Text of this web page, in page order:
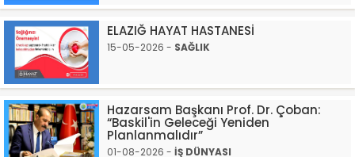
ELAZIĞ HAYAT HASTANESİ
15-05-2026 - SAĞLIK
Hazarsam Başkanı Prof. Dr. Çoban:
“Baskil'in Geleceği Yeniden
Planlanmalıdır”
01-08-2026 - İŞ DÜNYASI